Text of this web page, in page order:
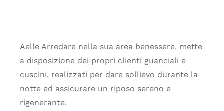
Aelle Arredare nella sua area benessere, mette
a disposizione dei propri clienti guanciali e
cuscini, realizzati per dare sollievo durante la
notte ed assicurare un riposo sereno e
rigenerante.